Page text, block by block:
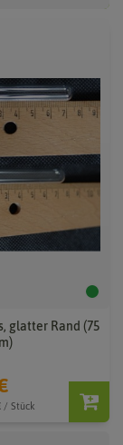
glatter Rand (75
/ Stück